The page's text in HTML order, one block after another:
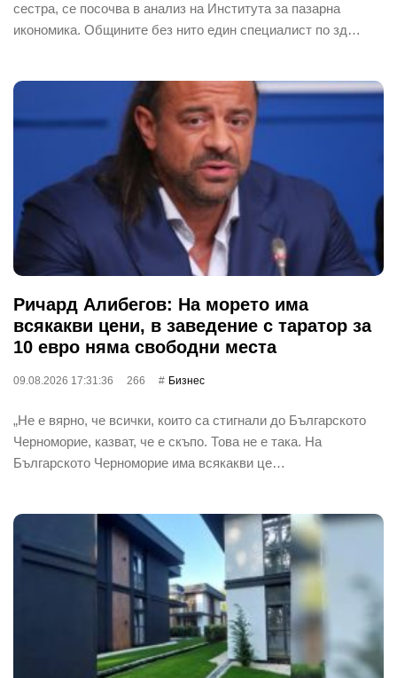
сестра, се посочва в анализ на Института за пазарна
икономика. Общините без нито един специалист по зд…
Ричард Алибегов: На морето има
всякакви цени, в заведение с таратор за
10 евро няма свободни места
09.08.2026 17:31:36 266 Бизнес
„Не е вярно, че всички, които са стигнали до Българското
Черноморие, казват, че е скъпо. Това не е така. На
Българското Черноморие има всякакви це…